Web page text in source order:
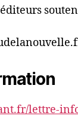
lettre-